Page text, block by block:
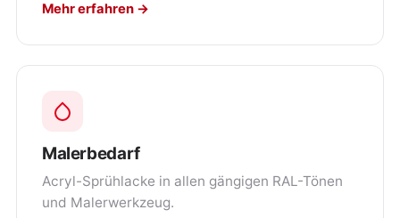
Mehr erfahren →
Malerbedarf
Acryl-Sprühlacke in allen gängigen RAL-Tönen
und Malerwerkzeug.